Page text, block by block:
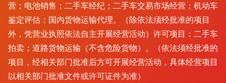
营；电池销售；二手车经纪；二手车交易市场经营；机动车
鉴定评估；国内货物运输代理。（除依法须经批准的项目
外，凭营业执照依法自主开展经营活动）许可项目：二手车
拍卖；道路货物运输（不含危险货物）。（依法须经批准的
项目，经相关部门批准后方可开展经营活动，具体经营项目
以相关部门批准文件或许可证件为准）